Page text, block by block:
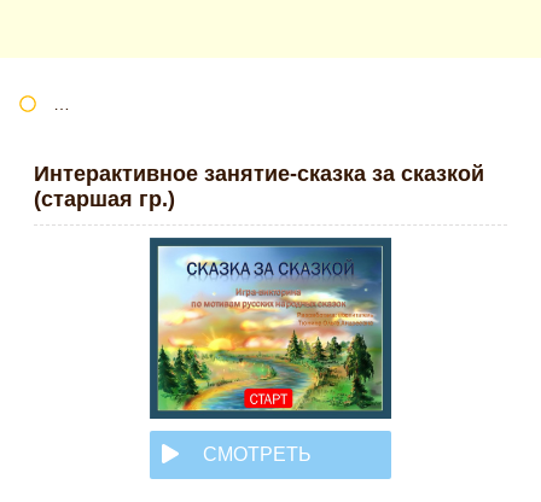
Интерактивное занятие-сказка за сказкой
(старшая гр.)
СМОТРЕТЬ